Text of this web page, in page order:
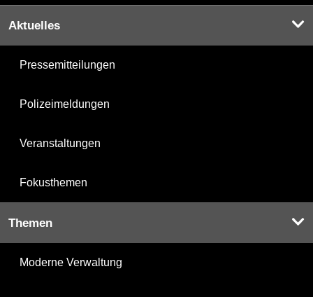
Aktuelles
Pressemitteilungen
Polizeimeldungen
Veranstaltungen
Fokusthemen
Themen
Moderne Verwaltung